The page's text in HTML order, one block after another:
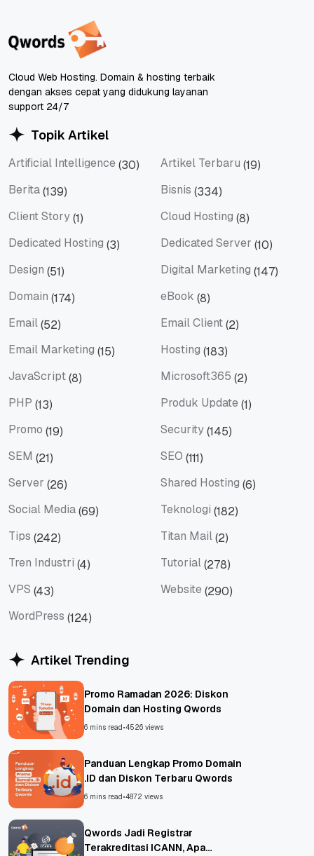
Cloud Web Hosting. Domain & hosting terbaik
dengan akses cepat yang didukung layanan
support 24/7
Topik Artikel
Artificial Intelligence (30) Artikel Terbaru (19)
Berita(139) Bisnis (334)
Client Story(1) Cloud Hosting (8)
Dedicated Hosting (3) Dedicated Server (10)
Design (51) Digital Marketing (147)
Domain (174) eBook (8)
Email(52) Email Client(2)
Email Marketing (15) Hosting (183)
JavaScript(8) Microsoft365 (2)
PHP (13) Produk Update (1)
Promo (19) Security(145)
SEM (21) SEO (111)
Server (26) Shared Hosting (6)
Social Media(69) Teknologi (182)
Tips (242) Titan Mail(2)
Tren Industri (4) Tutorial(278)
VPS (43) Website (290)
WordPress (124)
Artikel Trending
Promo Ramadan 2026: Diskon
Domain dan Hosting Qwords
6 mins read•4526 views
Panduan Lengkap Promo Domain
.ID dan Diskon Terbaru Qwords
6 mins read•4872 views
Qwords Jadi Registrar
Terakreditasi ICANN, Apa